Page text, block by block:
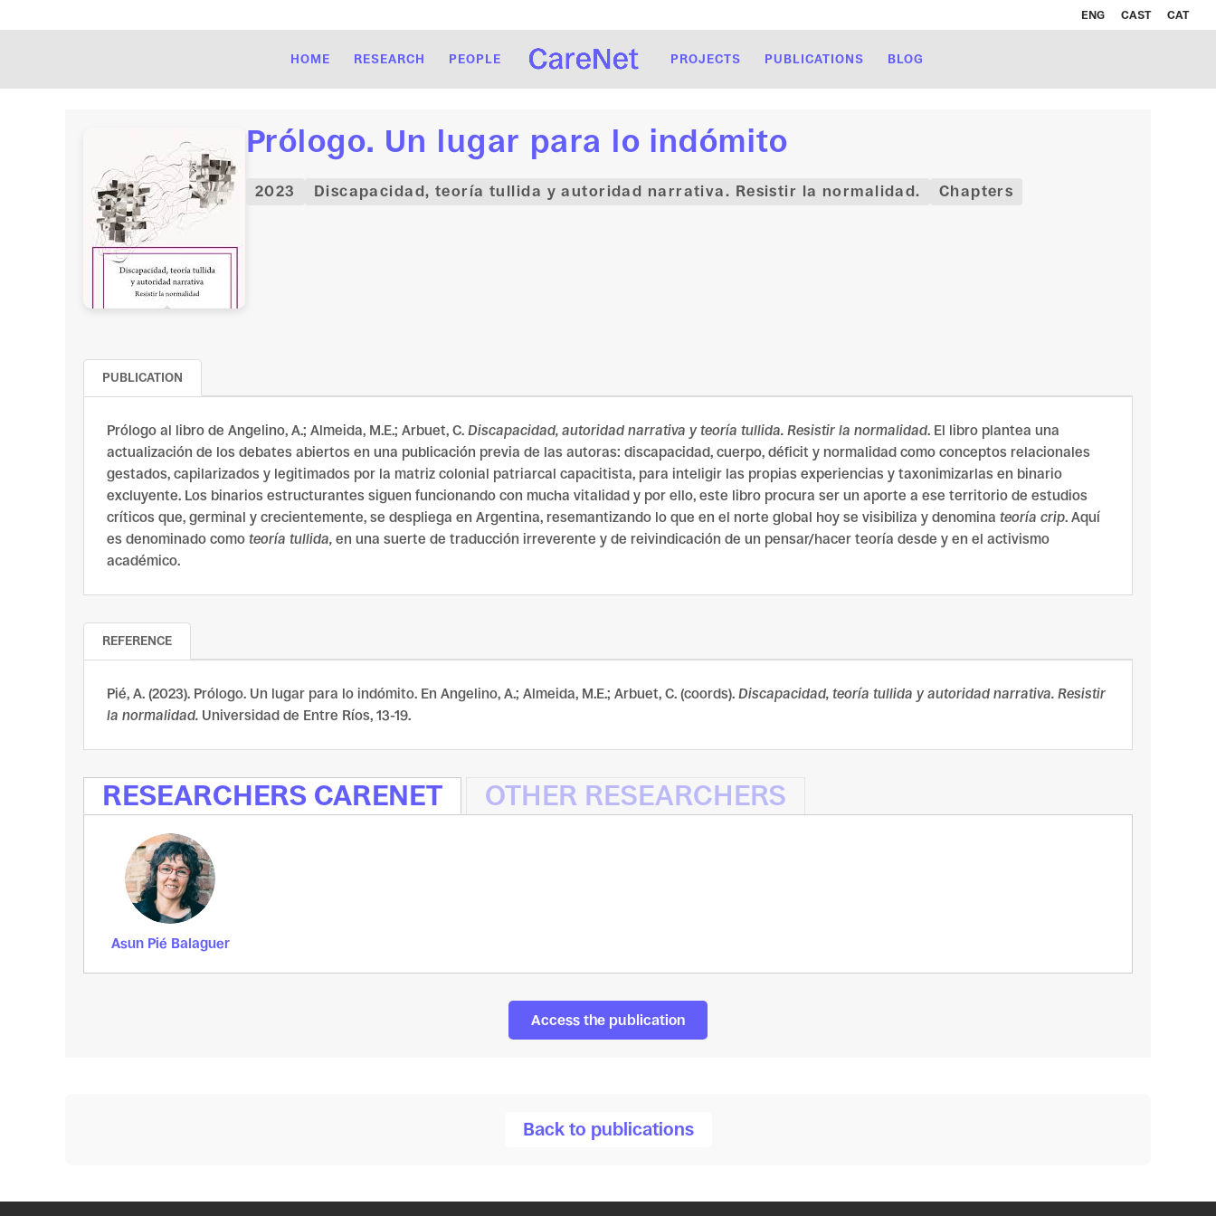
ENG CAST CAT
HOME RESEARCH PEOPLE PROJECTS PUBLICATIONS BLOG
Prólogo. Un lugar para lo indómito
2023 Discapacidad, teoría tullida y autoridad narrativa. Resistir la normalidad. Chapters
PUBLICATION
Prólogo al libro de Angelino, A.; Almeida, M.E.; Arbuet, C. Discapacidad, autoridad narrativa y teoría tullida. Resistir la normalidad. El libro plantea una
actualización de los debates abiertos en una publicación previa de las autoras: discapacidad, cuerpo, déficit y normalidad como conceptos relacionales
gestados, capilarizados y legitimados por la matriz colonial patriarcal capacitista, para inteligir las propias experiencias y taxonimizarlas en binario
excluyente. Los binarios estructurantes siguen funcionando con mucha vitalidad y por ello, este libro procura ser un aporte a ese territorio de estudios
críticos que, germinal y crecientemente, se despliega en Argentina, resemantizando lo que en el norte global hoy se visibiliza y denomina teoría crip. Aquí
es denominado como teoría tullida, en una suerte de traducción irreverente y de reivindicación de un pensar/hacer teoría desde y en el activismo
académico.
REFERENCE
Pié, A. (2023). Prólogo. Un lugar para lo indómito. En Angelino, A.; Almeida, M.E.; Arbuet, C. (coords). Discapacidad, teoría tullida y autoridad narrativa. Resistir
la normalidad. Universidad de Entre Ríos, 13-19.
RESEARCHERS CARENET OTHER RESEARCHERS
Asun Pié Balaguer
Access the publication
Back to publications